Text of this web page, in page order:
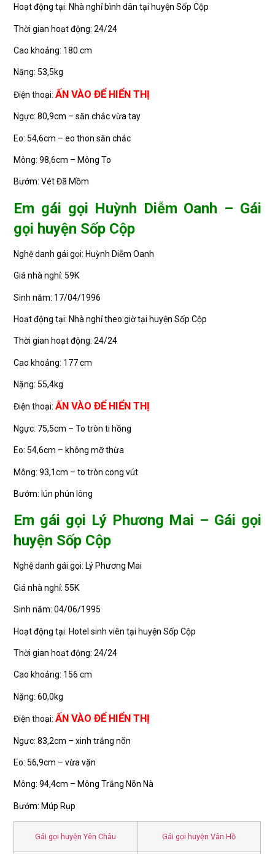
Hoạt động tại: Nhà nghỉ bình dân tại huyện Sốp Cộp
Thời gian hoạt động: 24/24
Cao khoảng: 180 cm
Nặng: 53,5kg
Điện thoại:ẤN VÀO ĐỂ HIỂN THỊ
Ngực: 80,9cm – săn chắc vừa tay
Eo: 54,6cm – eo thon săn chắc
Mông: 98,6cm – Mông To
Bướm: Vét Đã Mồm
Em gái gọi Huỳnh Diễm Oanh – Gái
gọi huyện Sốp Cộp
Nghệ danh gái gọi: Huỳnh Diễm Oanh
Giá nhà nghỉ: 59K
Sinh năm: 17/04/1996
Hoạt động tại: Nhà nghỉ theo giờ tại huyện Sốp Cộp
Thời gian hoạt động: 24/24
Cao khoảng: 177 cm
Nặng: 55,4kg
Điện thoại:ẤN VÀO ĐỂ HIỂN THỊ
Ngực: 75,5cm – To tròn ti hồng
Eo: 54,6cm – không mỡ thừa
Mông: 93,1cm – to tròn cong vút
Bướm: lún phún lông
Em gái gọi Lý Phương Mai – Gái gọi
huyện Sốp Cộp
Nghệ danh gái gọi: Lý Phương Mai
Giá nhà nghỉ: 55K
Sinh năm: 04/06/1995
Hoạt động tại: Hotel sinh viên tại huyện Sốp Cộp
Thời gian hoạt động: 24/24
Cao khoảng: 156 cm
Nặng: 60,0kg
Điện thoại:ẤN VÀO ĐỂ HIỂN THỊ
Ngực: 83,2cm – xinh trắng nõn
Eo: 56,9cm – vừa vặn
Mông: 94,4cm – Mông Trắng Nõn Nà
Bướm: Múp Rụp
Gái gọi huyện Yên Châu Gái gọi huyện Vân Hồ